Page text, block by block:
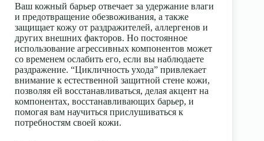
Ваш кожный барьер отвечает за удержание влаги
и предотвращение обезвоживания, а также
защищает кожу от раздражителей, аллергенов и
других внешних факторов. Но постоянное
использование агрессивных компонентов может
со временем ослабить его, если вы наблюдаете
раздражение. “Цикличность ухода” привлекает
внимание к естественной защитной стене кожи,
позволяя ей восстанавливаться, делая акцент на
компонентах, восстанавливающих барьер, и
помогая вам научиться прислушиваться к
потребностям своей кожи.